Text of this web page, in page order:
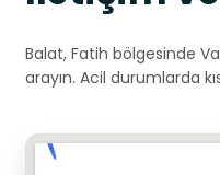
Balat, Fatih bölgesinde
arayın. Acil durumlarda